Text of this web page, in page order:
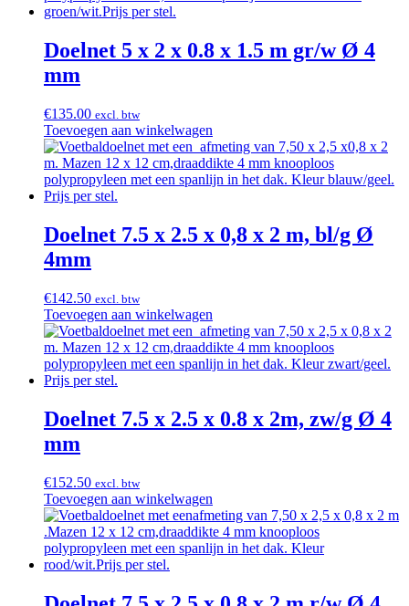
Doelnet 5 x 2 x 0.8 x 1.5 m gr/w Ø 4
mm
€135.00 excl. btw
Toevoegen aan winkelwagen
Doelnet 7.5 x 2.5 x 0,8 x 2 m, bl/g Ø
4mm
€142.50 excl. btw
Toevoegen aan winkelwagen
Doelnet 7.5 x 2.5 x 0.8 x 2m, zw/g Ø 4
mm
€152.50 excl. btw
Toevoegen aan winkelwagen